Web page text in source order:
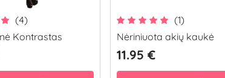
(4)
Kontrastas
(1)
Nėriniuota akių kaukė
11.95 €